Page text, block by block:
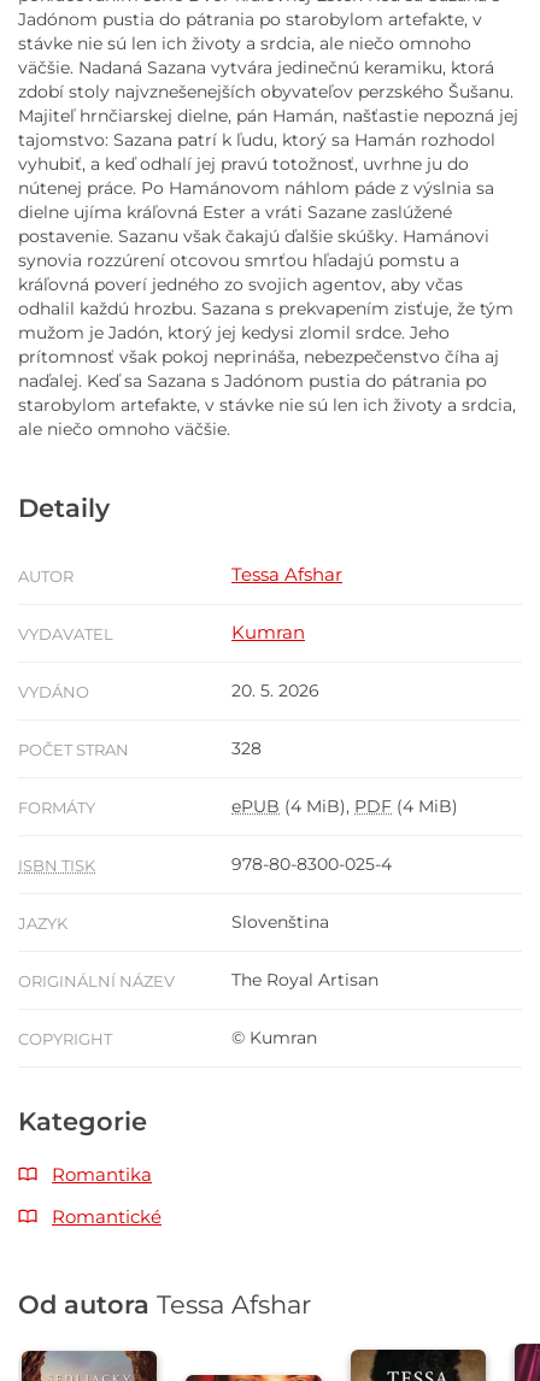
Jadónom pustia do pátrania po starobylom artefakte, v
stávke nie sú len ich životy a srdcia, ale niečo omnoho
väčšie. Nadaná Sazana vytvára jedinečnú keramiku, ktorá
zdobí stoly najvznešenejších obyvateľov perzského Šušanu.
Majiteľ hrnčiarskej dielne, pán Hamán, našťastie nepozná jej
tajomstvo: Sazana patrí k ľudu, ktorý sa Hamán rozhodol
vyhubiť, a keď odhalí jej pravú totožnosť, uvrhne ju do
nútenej práce. Po Hamánovom náhlom páde z výslnia sa
dielne ujíma kráľovná Ester a vráti Sazane zaslúžené
postavenie. Sazanu však čakajú ďalšie skúšky. Hamánovi
synovia rozzúrení otcovou smrťou hľadajú pomstu a
kráľovná poverí jedného zo svojich agentov, aby včas
odhalil každú hrozbu. Sazana s prekvapením zisťuje, že tým
mužom je Jadón, ktorý jej kedysi zlomil srdce. Jeho
prítomnosť však pokoj neprináša, nebezpečenstvo číha aj
naďalej. Keď sa Sazana s Jadónom pustia do pátrania po
starobylom artefakte, v stávke nie sú len ich životy a srdcia,
ale niečo omnoho väčšie.
Detaily
AUTOR Tessa Afshar
VYDAVATEL Kumran
VYDÁNO 20. 5. 2026
POČET STRAN 328
FORMÁTY ePUB (4 MiB), PDF (4 MiB)
ISBN TISK 978-80-8300-025-4
JAZYK Slovenština
ORIGINÁLNÍ NÁZEV The Royal Artisan
COPYRIGHT © Kumran
Kategorie
Romantika
Romantické
Od autora Tessa Afshar